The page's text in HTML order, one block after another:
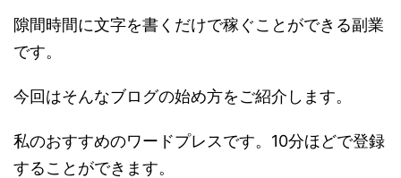
隙間時間に文字を書くだけで稼ぐことができる副業
です。
今回はそんなブログの始め方をご紹介します。
私のおすすめのワードプレスです。10分ほどで登録
することができます。